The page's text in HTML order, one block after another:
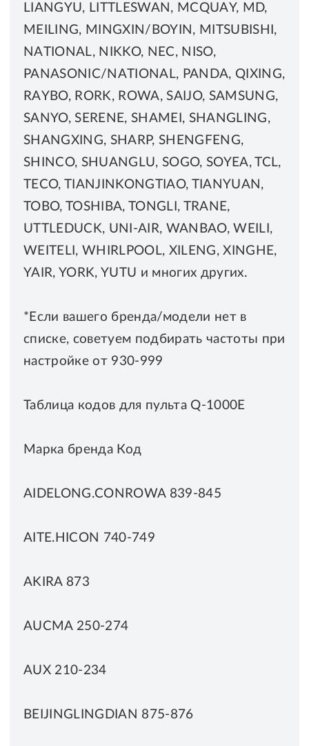
LIANGYU, LITTLESWAN, MCQUAY, MD,
MEILING, MINGXIN/BOYIN, MITSUBISHI,
NATIONAL, NIKKO, NEC, NISO,
PANASONIC/NATIONAL, PANDA, QIXING,
RAYBO, RORK, ROWA, SAIJO, SAMSUNG,
SANYO, SERENE, SHAMEI, SHANGLING,
SHANGXING, SHARP, SHENGFENG,
SHINCO, SHUANGLU, SOGO, SOYEA, TCL,
TECO, TIANJINKONGTIAO, TIANYUAN,
TOBO, TOSHIBA, TONGLI, TRANE,
UTTLEDUCK, UNI-AIR, WANBAO, WEILI,
WEITELI, WHIRLPOOL, XILENG, XINGHE,
YAIR, YORK, YUTU и многих других.
*Если вашего бренда/модели нет в
списке, советуем подбирать частоты при
настройке от 930-999
Таблица кодов для пульта Q-1000E
Марка бренда Код
AIDELONG.CONROWA 839-845
AITE.HICON 740-749
AKIRA 873
AUCMA 250-274
AUX 210-234
BEIJINGLINGDIAN 875-876